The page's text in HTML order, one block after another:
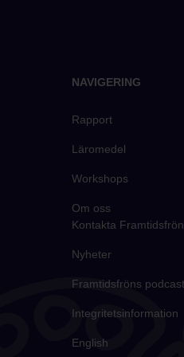
NAVIGERING
Rapport
Läromedel
Workshops
Om oss
Kontakta Framtidsfrön
Nyheter
Framtidsfröns podcast
Integritetsinformation
English